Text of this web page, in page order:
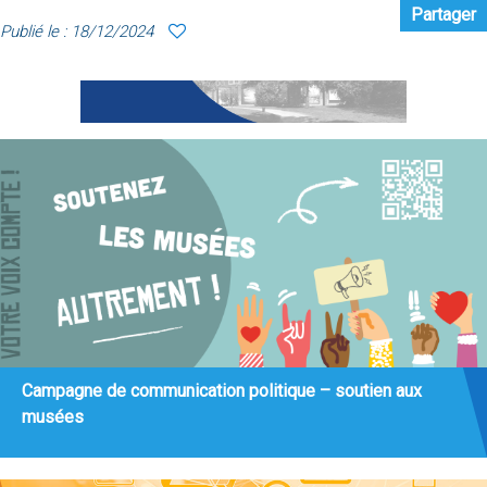
Publié le : 18/12/2024
Partager
Campagne de communication politique – soutien aux
musées